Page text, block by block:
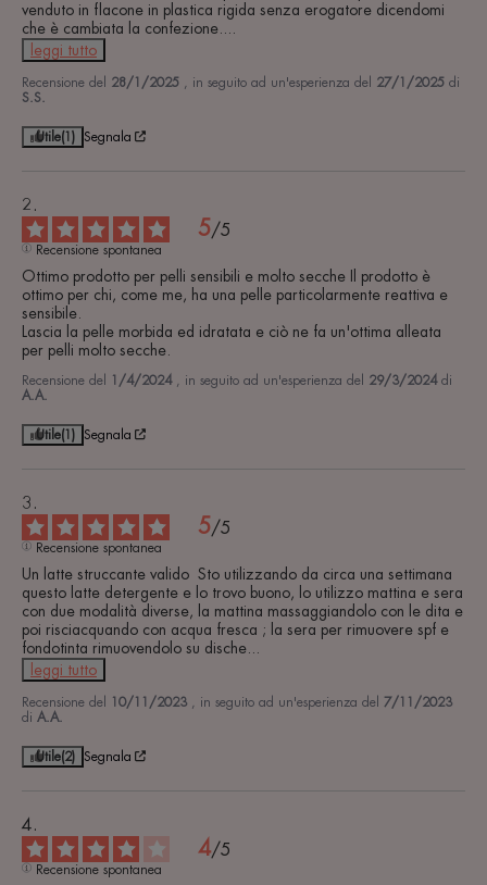
venduto in flacone in plastica rigida senza erogatore dicendomi
che è cambiata la confezione.
leggi tutto
Recensione del 28/1/2025 , in seguito ad un'esperienza del 27/1/2025 di
S.S.
Utile(1) Segnala
5/5
Recensione spontanea
Ottimo prodotto per pelli sensibili e molto secche Il prodotto è
ottimo per chi, come me, ha una pelle particolarmente reattiva e
sensibile.
Lascia la pelle morbida ed idratata e ciò ne fa un'ottima alleata
per pelli molto secche.
Recensione del 1/4/2024 , in seguito ad un'esperienza del 29/3/2024 di
A.A.
Utile(1) Segnala
5/5
Recensione spontanea
Un latte struccante valido  Sto utilizzando da circa una settimana
questo latte detergente e lo trovo buono, lo utilizzo mattina e sera
con due modalità diverse, la mattina massaggiandolo con le dita e
poi risciacquando con acqua fresca ; la sera per rimuovere spf e
fondotinta rimuovendolo su dische
leggi tutto
Recensione del 10/11/2023 , in seguito ad un'esperienza del 7/11/2023
di A.A.
Utile(2) Segnala
4/5
Recensione spontanea